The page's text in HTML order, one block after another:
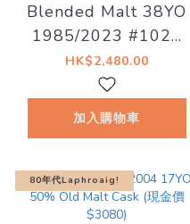
Blended Malt 38YO
1985/2023 #1024
47.4% The Whisky
Trail
HK$2,480.00
加入購物車
80年代Laphroaig!